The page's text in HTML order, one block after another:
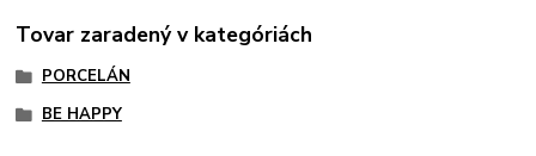
Tovar zaradený v kategóriách
PORCELÁN
BE HAPPY